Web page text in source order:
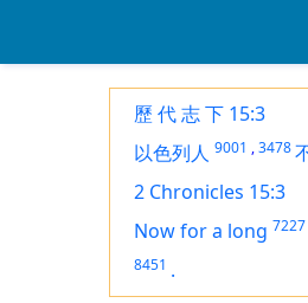
歷 代 志 下 15:3
以色列人 9001 ,3478
2 Chronicles 15:3
Now for a long 7227
8451 .